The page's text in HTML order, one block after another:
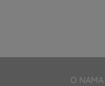
O NAMA